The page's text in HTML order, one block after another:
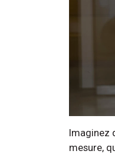
Imaginez
mesure,